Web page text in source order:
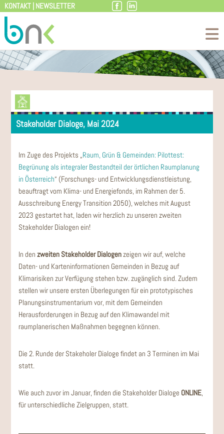
Zum
Inhalt
KONTAKT| NEWSLETTER
Stakeholder Dialoge, Mai 2024
Im Zuge des Projekts „Raum, Grün & Gemeinden: Pilottest:
Begrünung als integraler Bestandteil der örtlichen Raumplanung
in Österreich“ (Forschungs- und Entwicklungsdienstleistung,
beauftragt vom Klima- und Energiefonds, im Rahmen der 5.
Ausschreibung Energy Transition 2050), welches mit August
2023 gestartet hat, laden wir herzlich zu unseren zweiten
Stakeholder Dialogen ein!
In den zweiten Stakeholder Dialogenzeigen wir auf, welche
Daten- und Karteninformationen Gemeinden in Bezug auf
Klimarisiken zur Verfügung stehen bzw. zugänglich sind. Zudem
stellen wir unsere ersten Überlegungen für ein prototypisches
Planungsinstrumentarium vor, mit dem Gemeinden
Herausforderungen in Bezug auf den Klimawandel mit
raumplanerischen Maßnahmen begegnen können.
Die 2. Runde der Stakeholer Dialoge findet an 3 Terminen im Mai
statt.
Wie auch zuvor im Januar, finden die Stakeholder Dialoge ONLINE,
für unterschiedliche Zielgruppen, statt.